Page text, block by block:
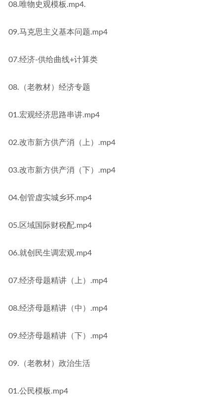
08.唯物史观模板.mp4.
09.马克思主义基本问题.mp4
07.经济-供给曲线+计算类
08.（老教材）经济专题
01.宏观经济思路串讲.mp4
02.改市新方供产消（上）.mp4
03.改市新方供产消（下）.mp4
04.创管虚实城乡环.mp4
05.区域国际财税配.mp4
06.就创民生调宏观.mp4
07.经济母题精讲（上）.mp4
08.经济母题精讲（中）.mp4
09.经济母题精讲（下）.mp4
09.（老教材）政治生活
01.公民模板.mp4